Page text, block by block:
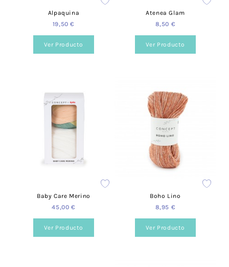
Alpaquina
19,50 €
Ver Producto
Atenea Glam
8,50 €
Ver Producto
Baby Care Merino
45,00 €
Ver Producto
Boho Lino
8,95 €
Ver Producto